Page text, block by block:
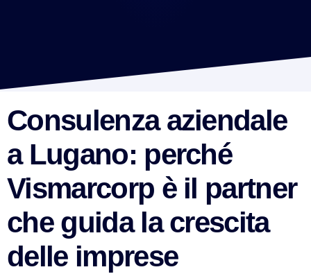
Consulenza aziendale
a Lugano: perché
Vismarcorp è il partner
che guida la crescita
delle imprese